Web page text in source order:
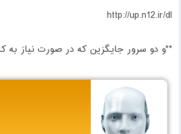
http://up.n12.ir/dl
**و دو سرور جایگزین که در صورت نیاز به